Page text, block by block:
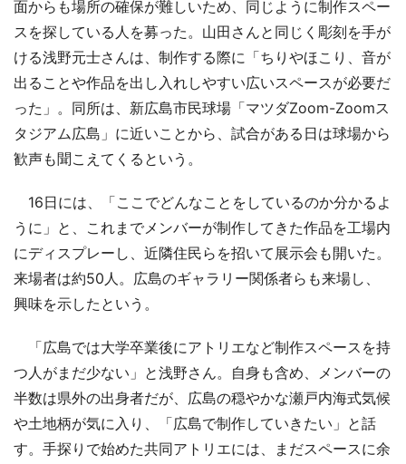
面からも場所の確保が難しいため、同じように制作スペー
スを探している人を募った。山田さんと同じく彫刻を手が
ける浅野元士さんは、制作する際に「ちりやほこり、音が
出ることや作品を出し入れしやすい広いスペースが必要だ
った」。同所は、新広島市民球場「マツダZoom-Zoomス
タジアム広島」に近いことから、試合がある日は球場から
歓声も聞こえてくるという。
16日には、「ここでどんなことをしているのか分かるよ
うに」と、これまでメンバーが制作してきた作品を工場内
にディスプレーし、近隣住民らを招いて展示会も開いた。
来場者は約50人。広島のギャラリー関係者らも来場し、
興味を示したという。
「広島では大学卒業後にアトリエなど制作スペースを持
つ人がまだ少ない」と浅野さん。自身も含め、メンバーの
半数は県外の出身者だが、広島の穏やかな瀬戸内海式気候
や土地柄が気に入り、「広島で制作していきたい」と話
す。手探りで始めた共同アトリエには、まだスペースに余